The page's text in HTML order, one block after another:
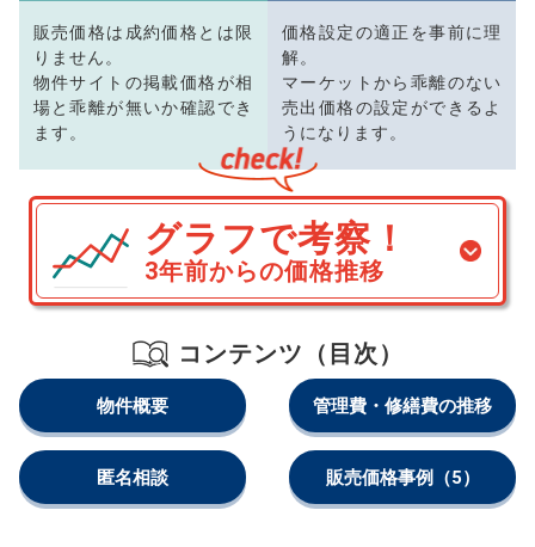
販売価格は成約価格とは限
りません。
物件サイトの掲載価格が相
場と乖離が無いか確認でき
ます。
価格設定の適正を事前に理
解。
マーケットから乖離のない
売出価格の設定ができるよ
うになります。
グラフで考察！
3年前からの価格推移
コンテンツ（目次）
物件概要 管理費・修繕費の推移
匿名相談 販売価格事例 （5）